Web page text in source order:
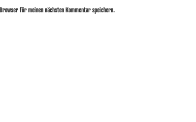
für meinen nächsten Kommentar speichern.